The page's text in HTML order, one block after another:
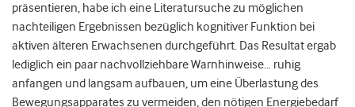
präsentieren, habe ich eine Literatursuche zu möglichen
nachteiligen Ergebnissen bezüglich kognitiver Funktion bei
aktiven älteren Erwachsenen durchgeführt. Das Resultat ergab
lediglich ein paar nachvollziehbare Warnhinweise… ruhig
anfangen und langsam aufbauen, um eine Überlastung des
Bewegungsapparates zu vermeiden, den nötigen Energiebedarf